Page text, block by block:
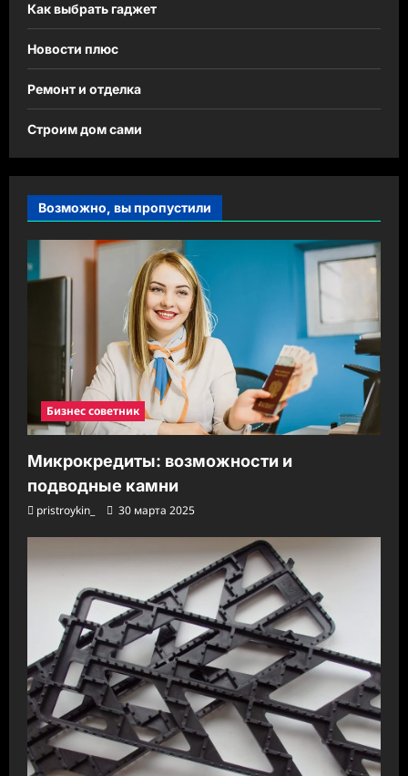
Как выбрать гаджет
Новости плюс
Ремонт и отделка
Строим дом сами
Возможно, вы пропустили
Бизнес советник
Микрокредиты: возможности и
подводные камни
pristroykin_ 30 марта 2025